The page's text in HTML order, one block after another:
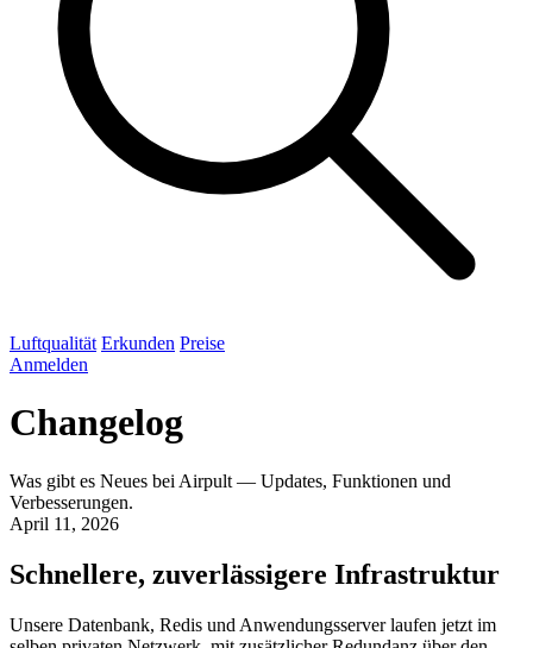
Luftqualität Erkunden Preise
Anmelden
Changelog
Was gibt es Neues bei Airpult — Updates, Funktionen und
Verbesserungen.
April 11, 2026
Schnellere, zuverlässigere Infrastruktur
Unsere Datenbank, Redis und Anwendungsserver laufen jetzt im